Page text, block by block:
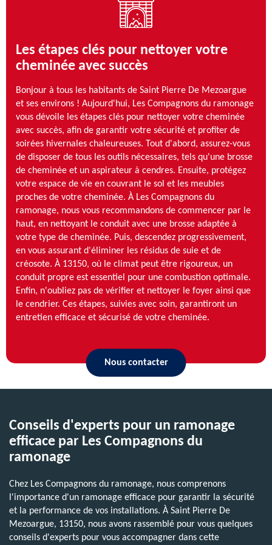
Les étapes clés pour nettoyer votre
cheminée avec succès
Bonjour à tous les habitants de Saint Pierre De Mezoargue
et ses environs ! Aujourd'hui, Les Compagnons du ramonage
vous dévoile les étapes clés pour nettoyer votre cheminée
avec succès, afin de garantir votre sécurité et profiter de
soirées hivernales chaleureuses. Tout d'abord, assurez-vous
de disposer de tous les outils nécessaires, tels qu'une brosse
de cheminée et un aspirateur à cendres. Ensuite, protégez
votre espace de vie en couvrant le sol et les meubles
proches de votre cheminée. À Les Compagnons du
ramonage, nous vous recommandons de commencer par le
haut, en nettoyant le conduit avec une brosse adaptée à
votre type de cheminée. Puis, descendez progressivement,
en vous assurant d'éliminer les résidus de suie et de
créosote. À 13150, où le climat peut être rigoureux, un
conduit propre est essentiel pour une combustion optimale.
Enfin, n'oubliez pas de vérifier et nettoyer le foyer ainsi que
le cendrier. Ces étapes, suivies avec soin, garantiront un
entretien efficace et sécurisé de votre cheminée.
Nous contacter
Conseils d'experts pour un ramonage
efficace par Les Compagnons du
ramonage
Chez Les Compagnons du ramonage, nous comprenons
l'importance d'un ramonage efficace pour garantir la sécurité
et la performance de vos installations. À Saint Pierre De
Mezoargue, 13150, nous avons rassemblé pour vous quelques
conseils d'experts pour vous accompagner dans cette